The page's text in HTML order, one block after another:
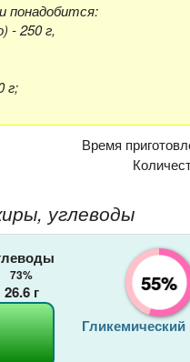
понадобится:
- 250 г,
г;
Время
углеводы
73%
26.6г 55%
Гликемический